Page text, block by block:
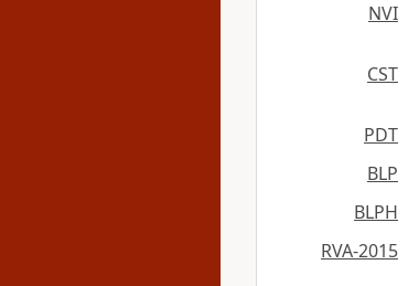
NVI
CST
PDT
BLP
BLPH
RVA-2015